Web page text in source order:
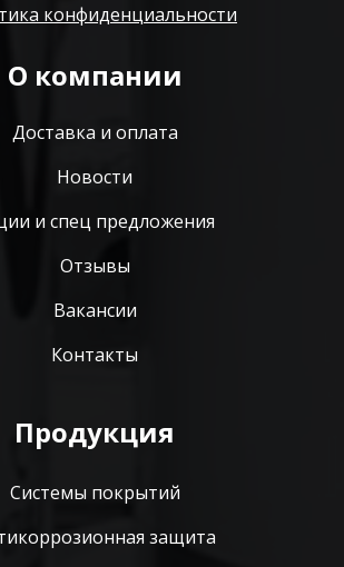
конфиденциальности
О компании
Доставка и оплата
Новости
и спец предложения
Отзывы
Вакансии
Контакты
Продукция
Системы покрытий
защита